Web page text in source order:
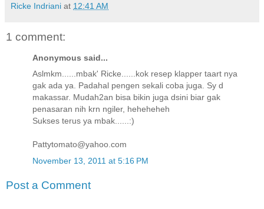
Ricke Indriani at 12:41 AM
1 comment:
Anonymous said...
Aslmkm......mbak' Ricke......kok resep klapper taart nya
gak ada ya. Padahal pengen sekali coba juga. Sy d
makassar. Mudah2an bisa bikin juga dsini biar gak
penasaran nih krn ngiler, heheheheh
Sukses terus ya mbak......:)
Pattytomato@yahoo.com
November 13, 2011 at 5:16 PM
Post a Comment